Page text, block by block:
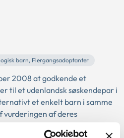
barn, Flergangsadoptanter
2008 at godkende et
til et udenlandsk søskendepar i
et enkelt barn i samme
vurderingen af deres